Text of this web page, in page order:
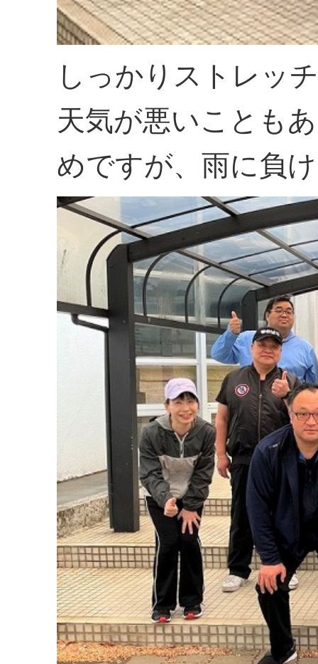
しっかりストレッ
天気が悪いことも
めですが、雨に負